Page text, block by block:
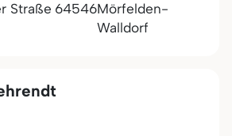
Straße 64546Mörfelden-
Walldorf